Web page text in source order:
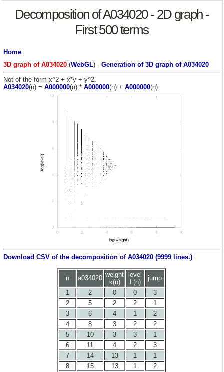
Decomposition of A034020 - 2D graph -
First 500 terms
Home
3D graph of A034020(WebGL) - Generation of 3D graph of A034020
Not of the form x^2 + x*y + y^2.
A034020(n) = A000000(n) * A000000(n) + A000000(n)
Download CSV of the decomposition of A034020 (9999 lines.)
n a034020 weight
k(n)
level
L(n)
jump
1
2 0 0
3
2
5 2 2
1
3
6 4 1
2
4
8 3 2
2
5
10 3 3
1
6
11 4 2
3
7
14 13 1
1
8
15 13 1
2